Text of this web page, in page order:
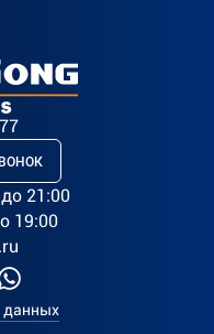
21:00
19:00
данных